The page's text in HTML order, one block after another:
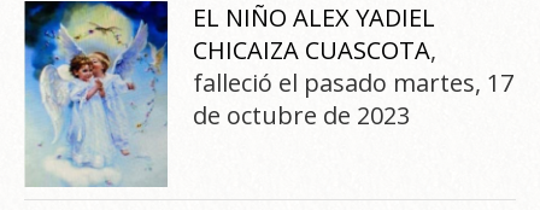
EL NIÑO ALEX YADIEL
CHICAIZA CUASCOTA,
falleció el pasado martes, 17
de octubre de 2023